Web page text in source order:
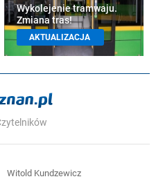
Wykolejenie tramwaju.
Zmiana tras!
AKTUALIZACJA
Witold Kundzewicz